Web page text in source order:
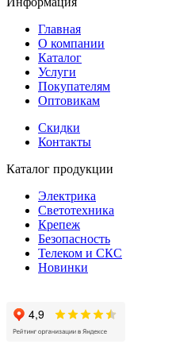
Главная
О компании
Каталог
Услуги
Покупателям
Оптовикам
Скидки
Контакты
Каталог продукции
Электрика
Светотехника
Крепеж
Безопасность
Телеком и СКС
Новинки